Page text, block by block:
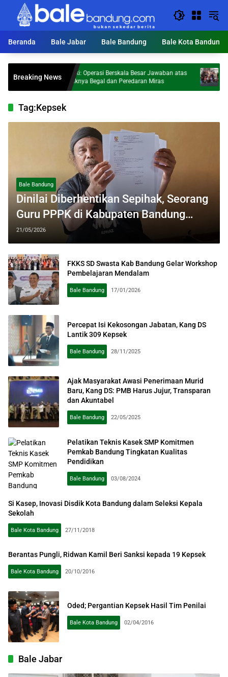
Langsung
konten
Beranda
Bale Jabar Bale Bandung Bale Kota Bandung
Breaking NewsHailuki: Operasi Berskala Besar Jawaban atas
Maraknya Begal dan Peredaran Miras
Rayakan
‘Batik
2026
Tag:Kepsek
Bale Bandung
Dinilai Diberhentikan Sepihak, Seorang
Guru PPPK di Kabupaten Bandung
Siapkan Banding ke BPASN
21/05/2026
FKKS SD Swasta Kab Bandung Gelar Workshop
Pembelajaran Mendalam
Bale Bandung 17/01/2026
Percepat Isi Kekosongan Jabatan, Kang DS
Lantik 309 Kepsek
Bale Bandung 28/11/2025
Ajak Masyarakat Awasi Penerimaan Murid
Baru, Kang DS: PMB Harus Jujur, Transparan
dan Akuntabel
Bale Bandung 22/05/2025
Pelatikan Teknis Kasek SMP Komitmen
Pemkab Bandung Tingkatan Kualitas
Pendidikan
Bale Bandung 03/08/2024
Si Kasep, Inovasi Disdik Kota Bandung dalam Seleksi Kepala
Sekolah
Bale Kota Bandung 27/11/2018
Berantas Pungli, Ridwan Kamil Beri Sanksi kepada 19 Kepsek
Bale Kota Bandung 20/10/2016
Oded; Pergantian Kepsek Hasil Tim Penilai
Bale Kota Bandung 02/04/2016
Bale Jabar